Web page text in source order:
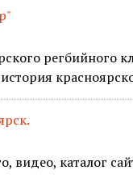
регбийного
видео, каталог